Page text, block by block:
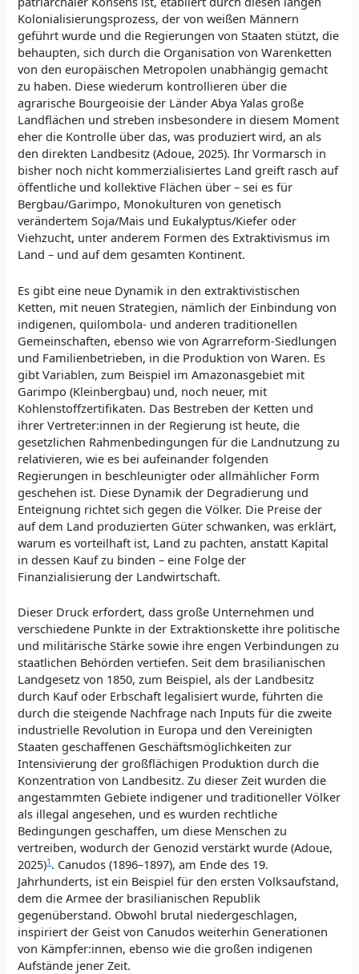
Kolonialisierungsprozess, der von weißen Männern
geführt wurde und die Regierungen von Staaten stützt, die
behaupten, sich durch die Organisation von Warenketten
von den europäischen Metropolen unabhängig gemacht
zu haben. Diese wiederum kontrollieren über die
agrarische Bourgeoisie der Länder Abya Yalas große
Landflächen und streben insbesondere in diesem Moment
eher die Kontrolle über das, was produziert wird, an als
den direkten Landbesitz (Adoue, 2025). Ihr Vormarsch in
bisher noch nicht kommerzialisiertes Land greift rasch auf
öffentliche und kollektive Flächen über – sei es für
Bergbau/Garimpo, Monokulturen von genetisch
verändertem Soja/Mais und Eukalyptus/Kiefer oder
Viehzucht, unter anderem Formen des Extraktivismus im
Land – und auf dem gesamten Kontinent.
Es gibt eine neue Dynamik in den extraktivistischen
Ketten, mit neuen Strategien, nämlich der Einbindung von
indigenen, quilombola- und anderen traditionellen
Gemeinschaften, ebenso wie von Agrarreform-Siedlungen
und Familienbetrieben, in die Produktion von Waren. Es
gibt Variablen, zum Beispiel im Amazonasgebiet mit
Garimpo (Kleinbergbau) und, noch neuer, mit
Kohlenstoffzertifikaten. Das Bestreben der Ketten und
ihrer Vertreter:innen in der Regierung ist heute, die
gesetzlichen Rahmenbedingungen für die Landnutzung zu
relativieren, wie es bei aufeinander folgenden
Regierungen in beschleunigter oder allmählicher Form
geschehen ist. Diese Dynamik der Degradierung und
Enteignung richtet sich gegen die Völker. Die Preise der
auf dem Land produzierten Güter schwanken, was erklärt,
warum es vorteilhaft ist, Land zu pachten, anstatt Kapital
in dessen Kauf zu binden – eine Folge der
Finanzialisierung der Landwirtschaft.
Dieser Druck erfordert, dass große Unternehmen und
verschiedene Punkte in der Extraktionskette ihre politische
und militärische Stärke sowie ihre engen Verbindungen zu
staatlichen Behörden vertiefen. Seit dem brasilianischen
Landgesetz von 1850, zum Beispiel, als der Landbesitz
durch Kauf oder Erbschaft legalisiert wurde, führten die
durch die steigende Nachfrage nach Inputs für die zweite
industrielle Revolution in Europa und den Vereinigten
Staaten geschaffenen Geschäftsmöglichkeiten zur
Intensivierung der großflächigen Produktion durch die
Konzentration von Landbesitz. Zu dieser Zeit wurden die
angestammten Gebiete indigener und traditioneller Völker
als illegal angesehen, und es wurden rechtliche
Bedingungen geschaffen, um diese Menschen zu
vertreiben, wodurch der Genozid verstärkt wurde (Adoue,
2025)1. Canudos (1896–1897), am Ende des 19.
Jahrhunderts, ist ein Beispiel für den ersten Volksaufstand,
dem die Armee der brasilianischen Republik
gegenüberstand. Obwohl brutal niedergeschlagen,
inspiriert der Geist von Canudos weiterhin Generationen
von Kämpfer:innen, ebenso wie die großen indigenen
Aufstände jener Zeit.